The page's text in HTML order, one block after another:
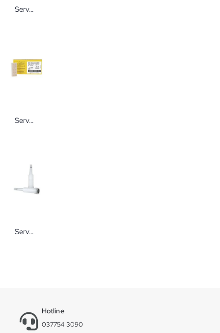
Servoprax Mobile Dusche mit Kopfbrause (ohne Kopfwaschbecken)
Servoprax Dauernadeln 0,22 x 1,5 mm 100 Stück
Servoprax Ohr-Akupunkturnadeln ASP 200 Stück
Hotline
037754 3090